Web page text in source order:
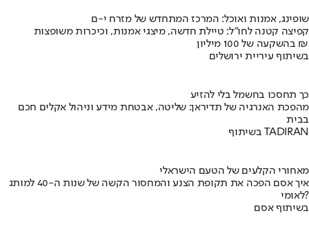
שופינג, אמנות ואוכל: המרכז המתחדש של מזרח י-ם
קפיצה קטנה לחו"ל: טיילת חדשה, מיצגי אמנות, וכיכרות משופצות
בהשקעה של 100 מיליון ₪
בשיתוף עיריית ירושלים
כך תחסכו בחשמל בלי להזיע
מהפכת האנרגיה של תדיראן: שליטה, אבטחת מידע וניהול אקלים חכם
בבית
בשיתוף TADIRAN
מאחורי הקלעים של הטעם הישראלי
איך אסם הפכה את תקופת הצנע והמחסור הקשה של שנות ה-40 למותג
לאומי?
בשיתוף אסם